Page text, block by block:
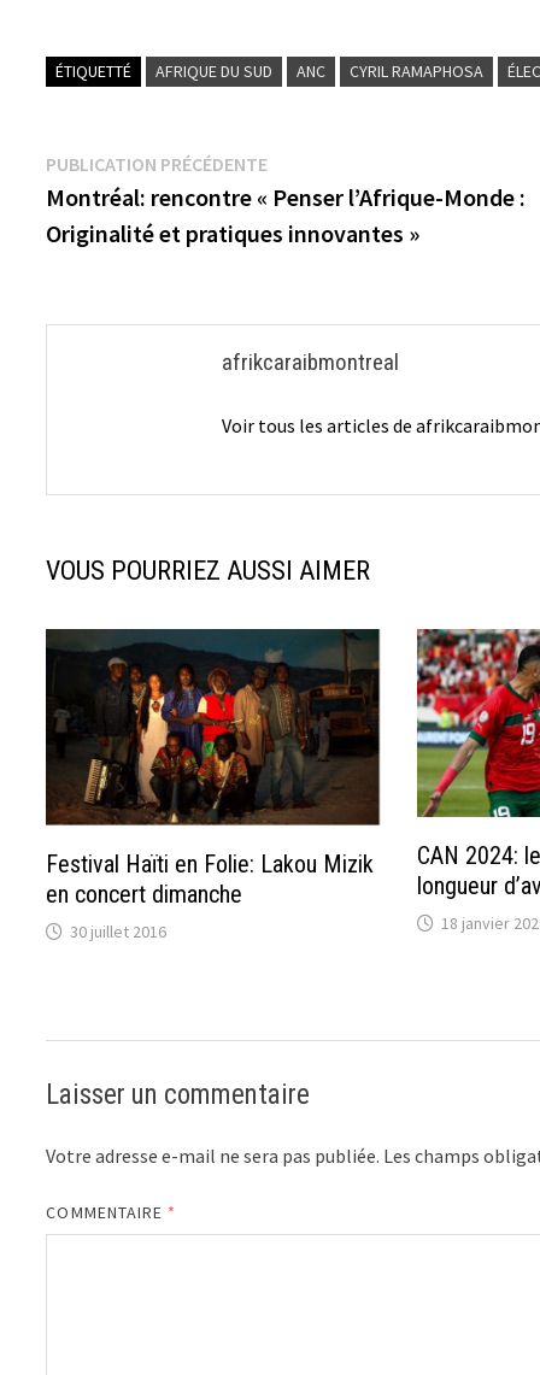
ÉTIQUETTÉ AFRIQUE DU SUD ANC CYRIL RAMAPHOSA
Navigation
de
l’article
PUBLICATION PRÉCÉDENTEPublication
précédente :
Montréal: rencontre « Penser l’Afrique-Monde :
Originalité et pratiques innovantes »
afrikcaraibmontreal
Voir tous les articles de
VOUS POURRIEZ AUSSI AIMER
Festival Haïti en Folie: Lakou Mizik
en concert dimanche
30 juillet 2016
CAN 2024:
longueur
18 janvier
Laisser un commentaire
Votre adresse e-mail ne sera pas publiée. Les champs
COMMENTAIRE *